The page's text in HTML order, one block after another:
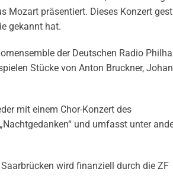
Mozart präsentiert. Dieses Konzert
gekannt hat.
der Deutschen Radio
Stücke von Anton Bruckner,
mit einem Chor-Konzert des
und umfasst unter
wird finanziell durch die ZF